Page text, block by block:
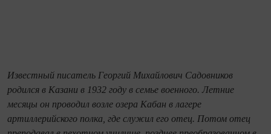
Известный писатель Георгий Михайлович Садовников
родился в Казани в 1932 году в семье военного. Летние
месяцы он проводил возле озера Кабан в лагере
артиллерийского полка, где служил его отец. Потом отец